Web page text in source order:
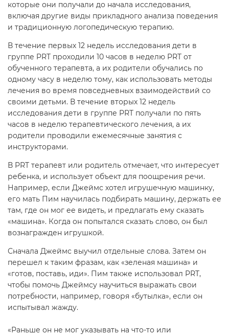
которые они получали до начала исследования,
включая другие виды прикладного анализа поведения
и традиционную логопедическую терапию.
В течение первых 12 недель исследования дети в
группе PRT проходили 10 часов в неделю PRT от
обученного терапевта, а их родители обучались по
одному часу в неделю тому, как использовать методы
лечения во время повседневных взаимодействий со
своими детьми. В течение вторых 12 недель
исследования дети в группе PRT получали по пять
часов в неделю терапевтического лечения, а их
родители проводили ежемесячные занятия с
инструкторами.
В PRT терапевт или родитель отмечает, что интересует
ребенка, и использует объект для поощрения речи.
Например, если Джеймс хотел игрушечную машинку,
его мать Пим научилась подбирать машину, держать ее
там, где он мог ее видеть, и предлагать ему сказать
«машина». Когда он попытался сказать слово, он был
вознагражден игрушкой.
Сначала Джеймс выучил отдельные слова. Затем он
перешел к таким фразам, как «зеленая машина» и
«готов, поставь, иди». Пим также использовал PRT,
чтобы помочь Джеймсу научиться выражать свои
потребности, например, говоря «бутылка», если он
испытывал жажду.
«Раньше он не мог указывать на что-то или